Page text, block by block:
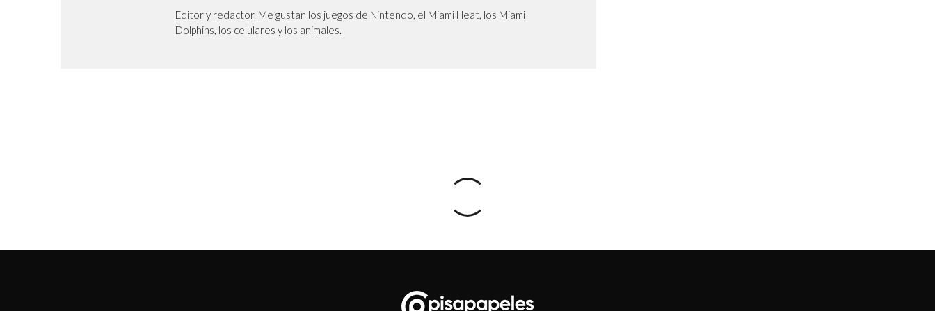
Editor y redactor. Me gustan los juegos de Nintendo, el Miami Heat, los Miami
Dolphins, los celulares y los animales.